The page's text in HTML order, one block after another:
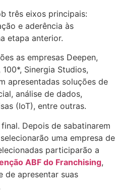
três eixos principais:
e aderência às
etapa anterior.
as empresas Deepen,
Sinergia Studios,
apresentadas soluções de
análise de dados,
(IoT), entre outras.
Depois de sabatinarem
uma empresa de
participarão a
ABF do Franchising,
de apresentar suas